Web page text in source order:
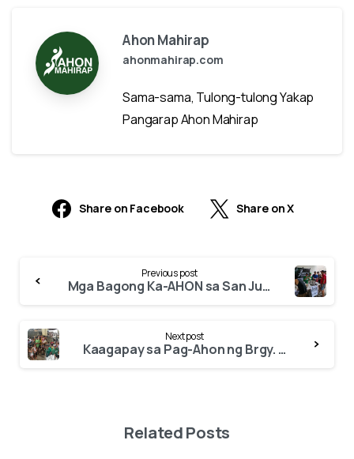
Ahon Mahirap
ahonmahirap.com
Sama-sama, Tulong-tulong Yakap
Pangarap Ahon Mahirap
Share on Facebook Share on X
Reading
Previous post
Mga Bagong Ka-AHON sa San Juan!
Next post
Kaagapay sa Pag-Ahon ng Brgy. 649 Zone 69
Related Posts